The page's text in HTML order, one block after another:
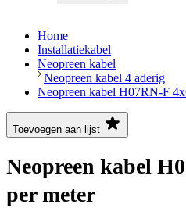
Home
Installatiekabel
Neopreen kabel
Neopreen kabel 4 aderig
Neopreen kabel H07RN-F
Toevoegen aan lijst
Neopreen kabel
per meter